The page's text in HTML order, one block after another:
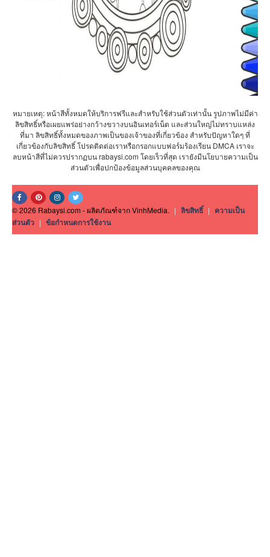
หมายเหตุ: หน้าสีทั้งหมดให้บริการฟรีและสำหรับใช้ส่วนตัวเท่านั้น รูปภาพไม่มีค่า
ลิขสิทธิ์หรือเผยแพร่อย่างกว้างขวางบนอินเทอร์เน็ต และส่วนใหญ่ไม่ทราบแหล่ง
ที่มา ลิขสิทธิ์ทั้งหมดของภาพเป็นของเจ้าของที่เกี่ยวข้อง สำหรับปัญหาใดๆ ที่
เกี่ยวข้องกับลิขสิทธิ์ โปรดติดต่อเราหรือกรอกแบบฟอร์มร้องเรียน DMCA เราจะ
ลบหน้าสีที่ไม่ควรปรากฏบน rabaysi.com โดยเร็วที่สุด เรายังมีนโยบายความเป็น
ส่วนตัวเพื่อปกป้องข้อมูลส่วนบุคคลของคุณ
© 2026 Rabaysi.com - ผลิตภัณฑ์จาก VinhMedia. | ลิขสิทธิ์ | ความเป็น
ส่วนตัว | ข้อกำหนดการใช้งาน